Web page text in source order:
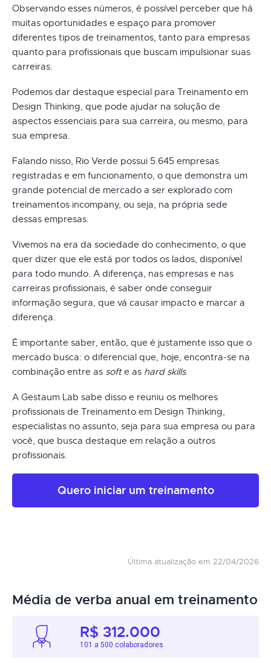
Observando esses números, é possível perceber que há
muitas oportunidades e espaço para promover
diferentes tipos de treinamentos, tanto para empresas
quanto para profissionais que buscam impulsionar suas
carreiras.
Podemos dar destaque especial para Treinamento em
Design Thinking, que pode ajudar na solução de
aspectos essenciais para sua carreira, ou mesmo, para
sua empresa.
Falando nisso, Rio Verde possui 5.645 empresas
registradas e em funcionamento, o que demonstra um
grande potencial de mercado a ser explorado com
treinamentos incompany, ou seja, na própria sede
dessas empresas.
Vivemos na era da sociedade do conhecimento, o que
quer dizer que ele está por todos os lados, disponível
para todo mundo. A diferença, nas empresas e nas
carreiras profissionais, é saber onde conseguir
informação segura, que vá causar impacto e marcar a
diferença.
É importante saber, então, que é justamente isso que o
mercado busca: o diferencial que, hoje, encontra-se na
combinação entre as softe as hard skills.
A Gestaum Lab sabe disso e reuniu os melhores
profissionais de Treinamento em Design Thinking,
especialistas no assunto, seja para sua empresa ou para
você, que busca destaque em relação a outros
profissionais.
Quero iniciar um treinamento
Última atualização em 22/04/2026
Média de verba anual em treinamento
R$ 312.000
101 a 500 colaboradores